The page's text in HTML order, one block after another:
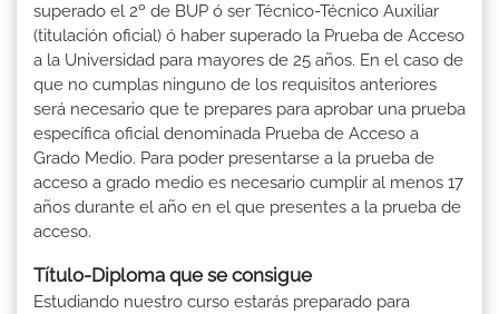
superado el 2º de BUP ó ser Técnico-Técnico Auxiliar
(titulación oficial) ó haber superado la Prueba de Acceso
a la Universidad para mayores de 25 años. En el caso de
que no cumplas ninguno de los requisitos anteriores
será necesario que te prepares para aprobar una prueba
específica oficial denominada Prueba de Acceso a
Grado Medio. Para poder presentarse a la prueba de
acceso a grado medio es necesario cumplir al menos 17
años durante el año en el que presentes a la prueba de
acceso.
Título-Diploma que se consigue
Estudiando nuestro curso estarás preparado para